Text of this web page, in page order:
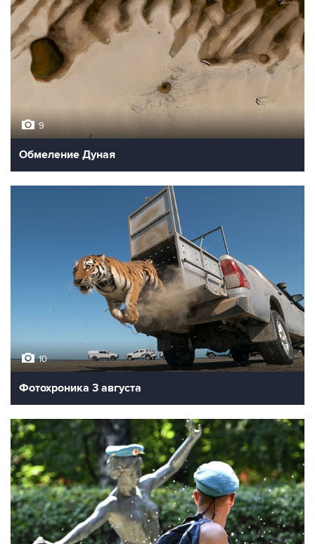
9
Обмеление Дуная
10
Фотохроника 3 августа